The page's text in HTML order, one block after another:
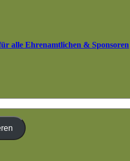
alle Ehrenamtlichen & Sponsoren